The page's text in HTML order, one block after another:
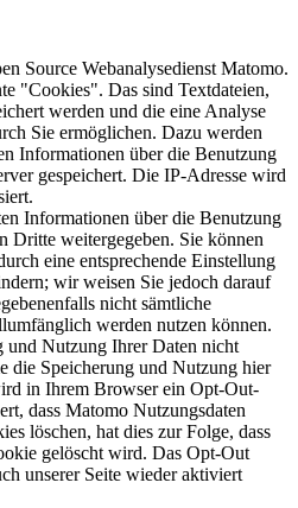
Source Webanalysedienst Matomo.
"Cookies". Das sind Textdateien,
werden und die eine Analyse
Sie ermöglichen. Dazu werden
Informationen über die Benutzung
gespeichert. Die IP-Adresse wird
Informationen über die Benutzung
Dritte weitergegeben. Sie können
eine entsprechende Einstellung
wir weisen Sie jedoch darauf
nicht sämtliche
werden nutzen können.
und Nutzung Ihrer Daten nicht
die Speicherung und Nutzung hier
in Ihrem Browser ein Opt-Out-
dass Matomo Nutzungsdaten
löschen, hat dies zur Folge, dass
gelöscht wird. Das Opt-Out
unserer Seite wieder aktiviert